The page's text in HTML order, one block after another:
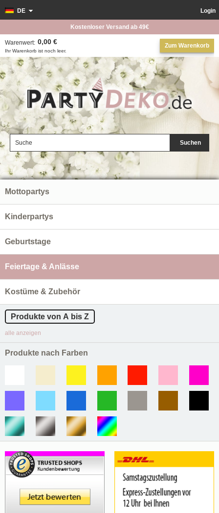
Suchen
Login
DE
Zum Warenkorb
Ihr Warenkorb ist noch leer.
Warenwert: 0,00 €
Kostenloser Versand ab 49€
Mottopartys
Kinderpartys
Geburtstage
Feiertage & Anlässe
Kostüme & Zubehör
Produkte von A bis Z
alle anzeigen
Produkte nach Farben